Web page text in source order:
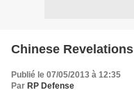
Chinese Revelations
Publié le 07/05/2013 à 12:35
Par RP Defense